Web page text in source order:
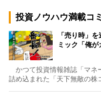
投資ノウハウ満載コ
「売り時」
ミック「俺が
かつて投資情報雑誌「マネ
詰め込まれた「天下無敵の株